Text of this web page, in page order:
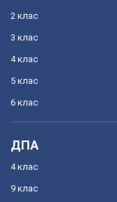
2 клас
3 клас
4 клас
5 клас
6 клас
ДПА
4 клас
9 клас